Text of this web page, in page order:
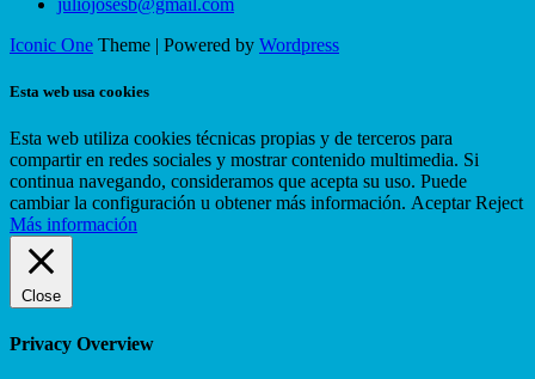
Iconic One Theme | Powered by Wordpress
Esta web usa cookies
Esta web utiliza cookies técnicas propias y de terceros para
compartir en redes sociales y mostrar contenido multimedia. Si
continua navegando, consideramos que acepta su uso. Puede
cambiar la configuración u obtener más información. Aceptar Reject
Más información
Close
Privacy Overview